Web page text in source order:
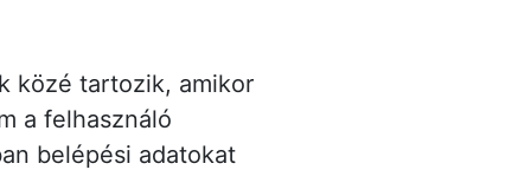
közé tartozik, amikor
a felhasználó
belépési adatokat